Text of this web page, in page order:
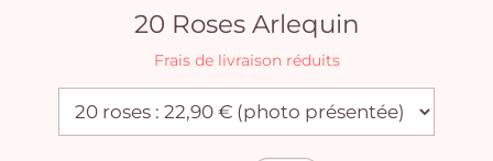
20 Roses Arlequin
Frais de livraison réduits